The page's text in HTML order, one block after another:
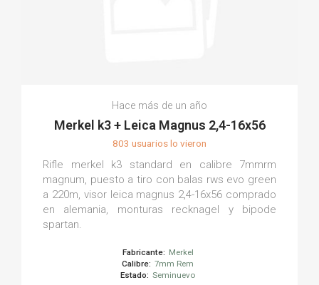
Hace más de un año
Merkel k3 + Leica Magnus 2,4-16x56
803 usuarios lo vieron
Rifle merkel k3 standard en calibre 7mmrm
magnum, puesto a tiro con balas rws evo green
a 220m, visor leica magnus 2,4-16x56 comprado
en alemania, monturas recknagel y bipode
spartan.
Fabricante: Merkel
Calibre: 7mm Rem
Estado: Seminuevo